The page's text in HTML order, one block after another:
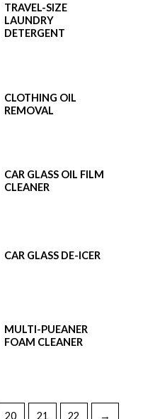
TRAVEL-SIZE
LAUNDRY
DETERGENT
CLOTHING OIL
REMOVAL
CAR GLASS OIL FILM
CLEANER
CAR GLASS DE-ICER
MULTI-PUEANER
FOAM CLEANER
20 21 22 →